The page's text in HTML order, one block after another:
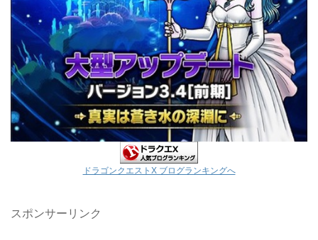
ドラゴンクエストX ブログランキングへ
スポンサーリンク